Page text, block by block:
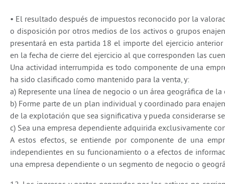
• El resultado después de impuestos reconocido por la
o disposición por otros medios de los activos o grupos
presentará en esta partida 18 el importe del ejercicio
en la fecha de cierre del ejercicio al que corresponden las
Una actividad interrumpida es todo componente de una
ha sido clasificado como mantenido para la venta, y:
a) Represente una línea de negocio o un área geográfica de
b) Forme parte de un plan individual y coordinado para
de la explotación que sea significativa y pueda considerarse
c) Sea una empresa dependiente adquirida exclusivamente
A estos efectos, se entiende por componente de una
independientes en su funcionamiento o a efectos de
una empresa dependiente o un segmento de negocio o